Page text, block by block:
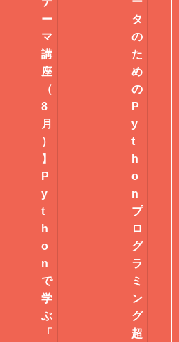
ー
マ
講
座
（
8
月
）
】
P
y
t
h
o
n
で
学
ぶ
「
タ
の
た
め
の
P
y
t
h
o
n
プ
ロ
グ
ラ
ミ
ン
グ
超